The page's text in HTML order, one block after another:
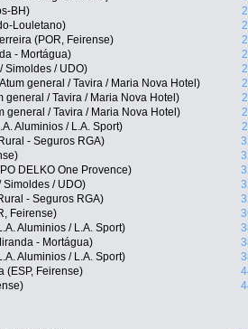
BH)
Louletano)
(POR, Feirense)
- Mortágua)
Simoldes / UDO)
general / Tavira / Maria Nova Hotel)
general / Tavira / Maria Nova Hotel)
general / Tavira / Maria Nova Hotel)
Aluminios / L.A. Sport)
- Seguros RGA)
DELKO One Provence)
Simoldes / UDO)
- Seguros RGA)
Feirense)
Aluminios / L.A. Sport)
- Mortágua)
Aluminios / L.A. Sport)
(ESP, Feirense)